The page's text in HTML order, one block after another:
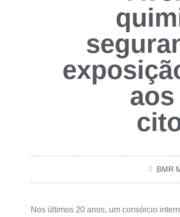
BMR
Nos últimos 20 anos, um consórcio